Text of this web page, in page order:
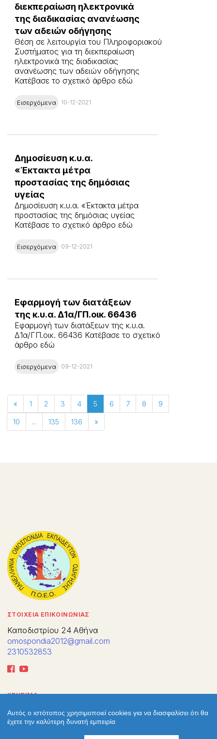
διεκπεραίωση ηλεκτρονικά
της διαδικασίας ανανέωσης
των αδειών οδήγησης
Θέση σε λειτουργία του Πληροφοριακού
Συστήματος για τη διεκπεραίωση
ηλεκτρονικά της διαδικασίας
ανανέωσης των αδειών οδήγησης
Κατέβασε το σχετικό άρθρο εδώ
Εισερχόμενα 10-12-2021
Δημοσίευση κ.υ.α.
«Έκτακτα μέτρα
προστασίας της δημόσιας
υγείας
Δημοσίευση κ.υ.α. «Έκτακτα μέτρα
προστασίας της δημόσιας υγείας
Κατέβασε το σχετικό άρθρο εδώ
Εισερχόμενα 09-12-2021
Εφαρμογή των διατάξεων
της κ.υ.α. Δ1α/ΓΠ.οικ. 66436
Εφαρμογή των διατάξεων της κ.υ.α.
Δ1α/ΓΠ.οικ. 66436 Κατέβασε το σχετικό
άρθρο εδώ
Εισερχόμενα 09-12-2021
« 1 2 3 4 5 6 7 8
9
10
... 135 136 »
ΣΤΟΙΧΕΙΑ ΕΠΙΚΟΙΝΩΝΙΑΣ
Καποδιστρίου 24 Αθήνα
omospondia2012@gmail.com
2310532853
ΧΡΗΣΙΜΑ
Ανακοινώσεις
Περιφερειακές Δ/νσεις
Αυτός ο ιστότοπος χρησιμοποιεί cookies για να διασφαλίσει ότι θα
έχετε την καλύτερη δυνατή εμπειρία